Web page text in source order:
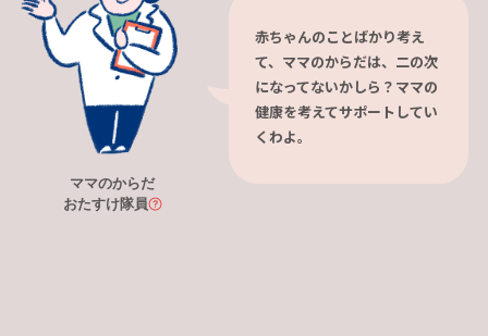
ママのからだ
おたすけ隊員
赤ちゃんのことばかり考え
て、ママのからだは、二の次
になってないかしら？ママの
健康を考えてサポートしてい
くわよ。